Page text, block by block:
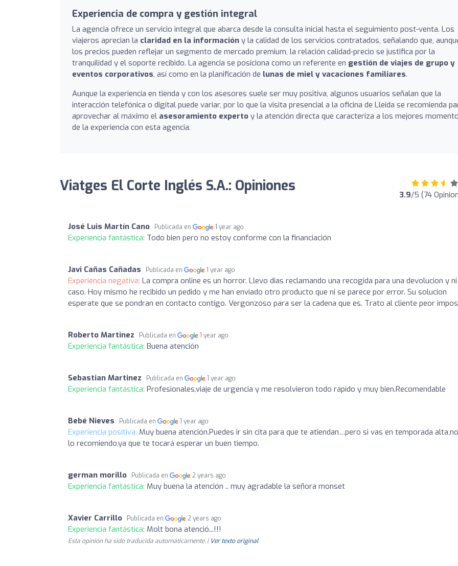
Experiencia de compra y gestión integral
La agencia ofrece un servicio integral que abarca desde la consulta inicial hasta el seguimiento post-venta. Los
viajeros aprecian la claridad en la información y la calidad de los servicios contratados, señalando que,
los precios pueden reflejar un segmento de mercado premium, la relación calidad-precio se justifica por la
tranquilidad y el soporte recibido. La agencia se posiciona como un referente en gestión de viajes de grupo y
eventos corporativos, así como en la planificación de lunas de miel y vacaciones familiares.
Aunque la experiencia en tienda y con los asesores suele ser muy positiva, algunos usuarios señalan que la
interacción telefónica o digital puede variar, por lo que la visita presencial a la oficina de Lleida se recomienda
aprovechar al máximo el asesoramiento experto y la atención directa que caracteriza a los mejores
de la experiencia con esta agencia.
Viatges El Corte Inglés S.A.: Opiniones 3.9/5 (74
José Luis Martín Cano Publicada en 1 year ago
Experiencia fantástica: Todo bien pero no estoy conforme con la financiación
Javi Cañas Cañadas Publicada en 1 year ago
Experiencia negativa: La compra online es un horror. Llevo dias reclamando una recogida para una devolucion y ni
caso. Hoy mismo he recibido un pedido y me han enviado otro producto que ni se parece por error. Su solucion
esperate que se pondran en contacto contigo. Vergonzoso para ser la cadena que es. Trato al cliente peor
Roberto Martinez Publicada en 1 year ago
Experiencia fantástica: Buena atención
Sebastian Martinez Publicada en 1 year ago
Experiencia fantástica: Profesionales,viaje de urgencia y me resolvieron todo rápido y muy bien.Recomendable
Bebé Nieves Publicada en 1 year ago
Experiencia positiva: Muy buena atención.Puedes ir sin cita para que te atiendan…pero si vas en temporada
lo recomiendo,ya que te tocará esperar un buen tiempo.
german morillo Publicada en 2 years ago
Experiencia fantástica: Muy buena la atención .. muy agradable la señora monset
Xavier Carrillo Publicada en 2 years ago
Experiencia fantástica: Molt bona atenció...!!!
Esta opinión ha sido traducida automáticamente. | Ver texto original